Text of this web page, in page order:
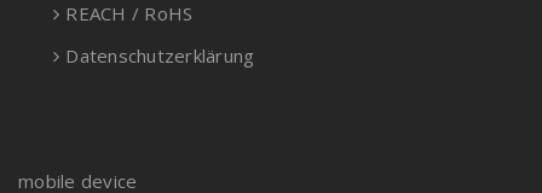
REACH / RoHS
Datenschutzerklärung
mobile device